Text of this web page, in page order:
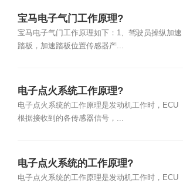
宝马电子气门工作原理?
宝马电子气门工作原理如下：1、驾驶员操纵加速
踏板，加速踏板位置传感器产...
电子点火系统工作原理?
电子点火系统的工作原理是发动机工作时，ECU
根据接收到的各传感器信号，...
电子点火系统的工作原理?
电子点火系统的工作原理是发动机工作时，ECU